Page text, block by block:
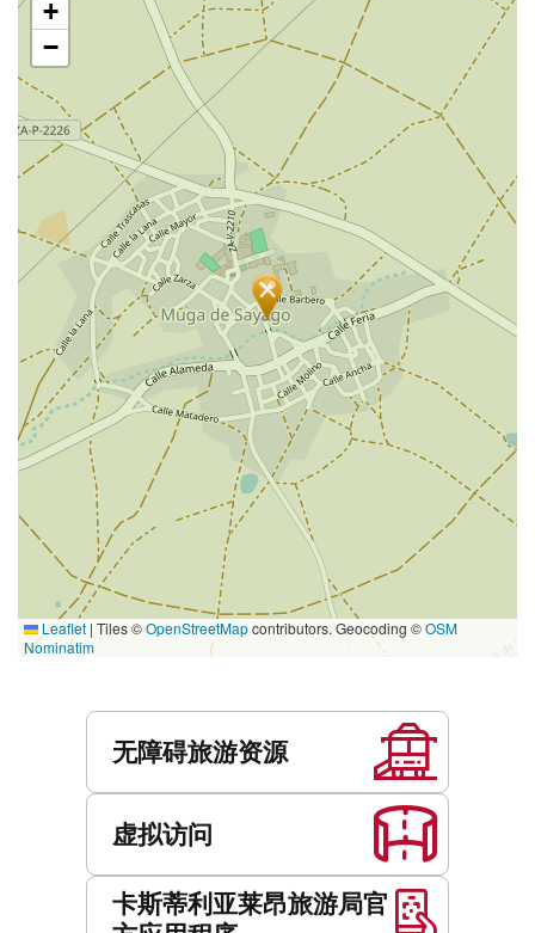
过
地
图
+
−
Leaflet | Tiles ©OpenStreetMapcontributors. Geocoding ©OSM
Nominatim
无障碍旅游资源
虚拟访问
卡斯蒂利亚莱昂旅游局官